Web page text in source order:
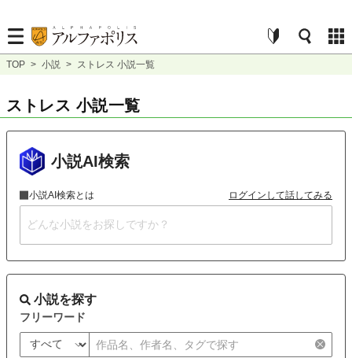
TOP > 小説 > ストレス 小説一覧
ストレス 小説一覧
小説AI検索
小説AI検索とは ログインして話してみる
小説を探す
フリーワード